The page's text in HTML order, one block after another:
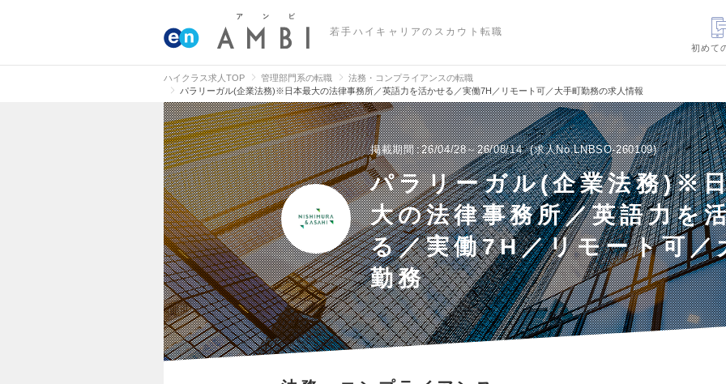
若手ハイキャリアのスカウト転職
初めて
ハイクラス求人TOP 管理部門系の転職
法務・コンプライアンスの転職
パラリーガル(企業法務)※日本最大の法律事務所／英語力を活かせる／実働7H／リモート可／大手町勤務の求人情報
掲載期間 26/04/28～26/08/14 求人No.LNBSO-260109
パラリーガル(企業法務)※
大の法律事務所／英語力を
る／実働7H／リモート可／
勤務